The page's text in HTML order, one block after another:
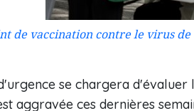
de vaccination contre le virus
se chargera
aggravée ces dernières